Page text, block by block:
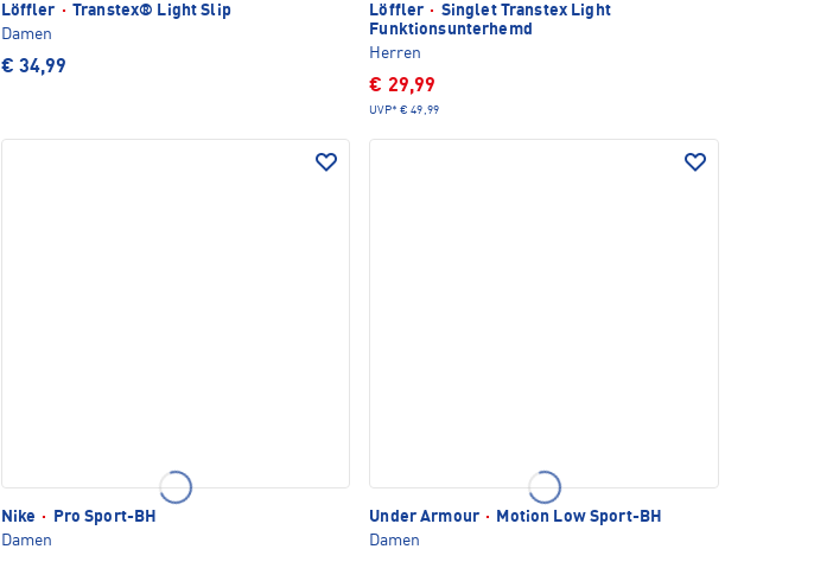
Löffler · Transtex® Light Slip
Damen
€ 34,99
Löffler · Singlet Transtex Light
Funktionsunterhemd
Herren
€ 29,99
UVP* € 49,99
Nike ·
Pro Sport-BH
Damen
Under Armour ·
Motion Low Sport-BH
Damen